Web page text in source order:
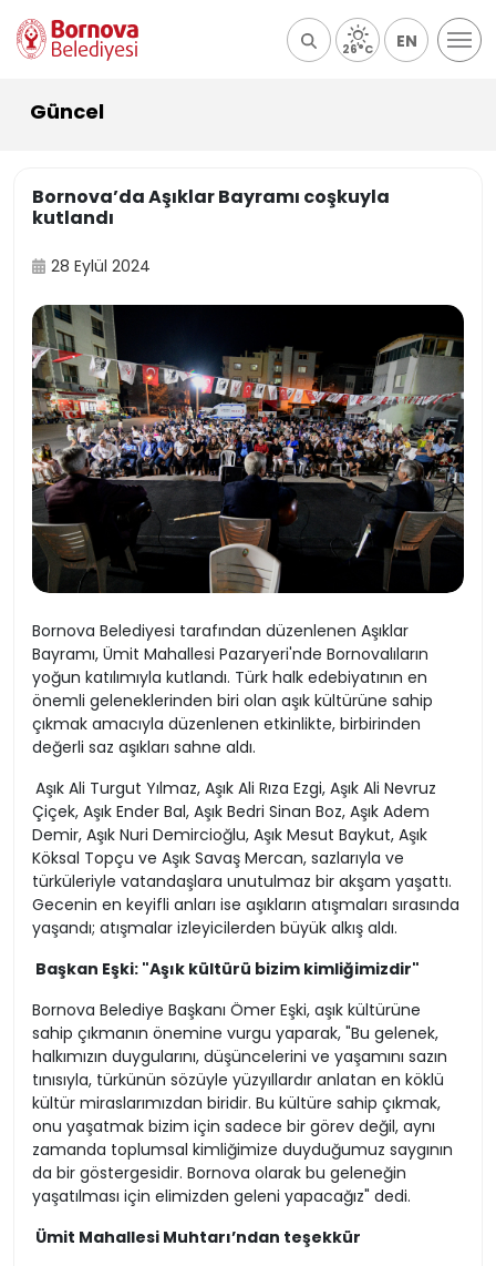
26°C EN
Güncel
Bornova’da Aşıklar Bayramı coşkuyla
kutlandı
28 Eylül 2024
Bornova Belediyesi tarafından düzenlenen Aşıklar
Bayramı, Ümit Mahallesi Pazaryeri'nde Bornovalıların
yoğun katılımıyla kutlandı. Türk halk edebiyatının en
önemli geleneklerinden biri olan aşık kültürüne sahip
çıkmak amacıyla düzenlenen etkinlikte, birbirinden
değerli saz aşıkları sahne aldı.
Aşık Ali Turgut Yılmaz, Aşık Ali Rıza Ezgi, Aşık Ali Nevruz
Çiçek, Aşık Ender Bal, Aşık Bedri Sinan Boz, Aşık Adem
Demir, Aşık Nuri Demircioğlu, Aşık Mesut Baykut, Aşık
Köksal Topçu ve Aşık Savaş Mercan, sazlarıyla ve
türküleriyle vatandaşlara unutulmaz bir akşam yaşattı.
Gecenin en keyifli anları ise aşıkların atışmaları sırasında
yaşandı; atışmalar izleyicilerden büyük alkış aldı.
Başkan Eşki: "Aşık kültürü bizim kimliğimizdir"
Bornova Belediye Başkanı Ömer Eşki, aşık kültürüne
sahip çıkmanın önemine vurgu yaparak, "Bu gelenek,
halkımızın duygularını, düşüncelerini ve yaşamını sazın
tınısıyla, türkünün sözüyle yüzyıllardır anlatan en köklü
kültür miraslarımızdan biridir. Bu kültüre sahip çıkmak,
onu yaşatmak bizim için sadece bir görev değil, aynı
zamanda toplumsal kimliğimize duyduğumuz saygının
da bir göstergesidir. Bornova olarak bu geleneğin
yaşatılması için elimizden geleni yapacağız" dedi.
Ümit Mahallesi Muhtarı’ndan teşekkür